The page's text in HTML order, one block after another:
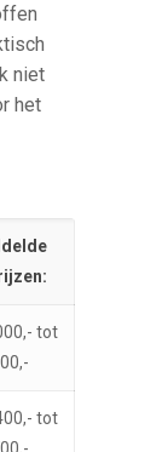
niet
het
tot
tot